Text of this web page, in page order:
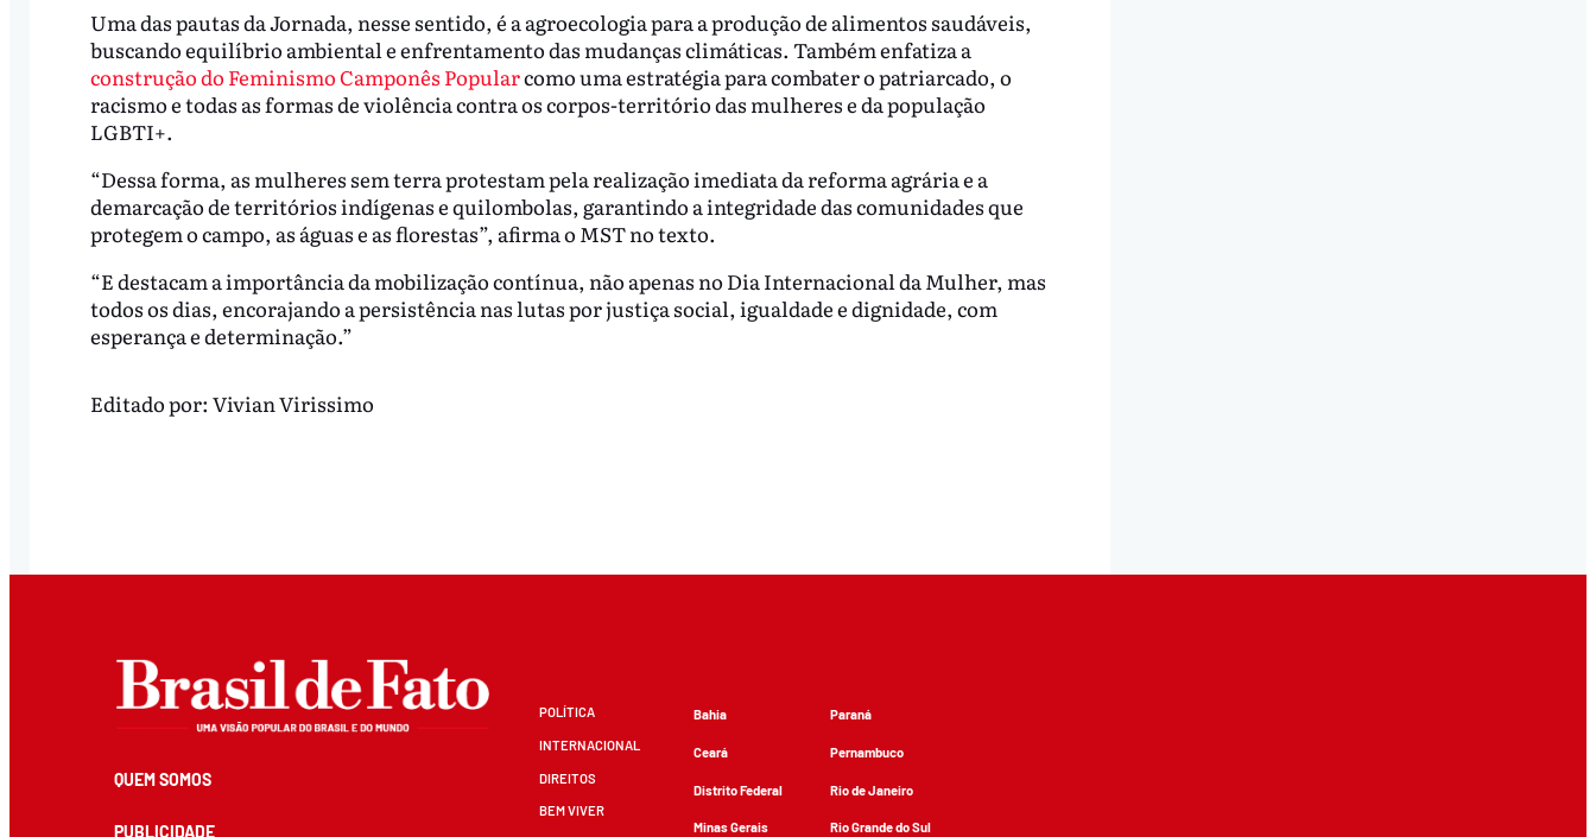
Uma das pautas da Jornada, nesse sentido, é a agroecologia para a produção de alimentos saudáveis,
buscando equilíbrio ambiental e enfrentamento das mudanças climáticas. Também enfatiza a
construção do Feminismo Camponês Popularcomo uma estratégia para combater o patriarcado, o
racismo e todas as formas de violência contra os corpos-território das mulheres e da população
LGBTI+.
“Dessa forma, as mulheres sem terra protestam pela realização imediata da reforma agrária e a
demarcação de territórios indígenas e quilombolas, garantindo a integridade das comunidades que
protegem o campo, as águas e as florestas”, afirma o MST no texto.
“E destacam a importância da mobilização contínua, não apenas no Dia Internacional da Mulher, mas
todos os dias, encorajando a persistência nas lutas por justiça social, igualdade e dignidade, com
esperança e determinação.”
Editado por: Vivian Virissimo
QUEM SOMOS
PUBLICIDADE
POLÍTICA
INTERNACIONAL
DIREITOS
BEM VIVER
Bahia
Ceará
Distrito Federal
Minas Gerais
Paraná
Pernambuco
Rio de Janeiro
Rio Grande do Sul